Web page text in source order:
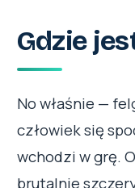
Gdzie
No właśnie —
człowiek się
wchodzi w grę.
brutalnie